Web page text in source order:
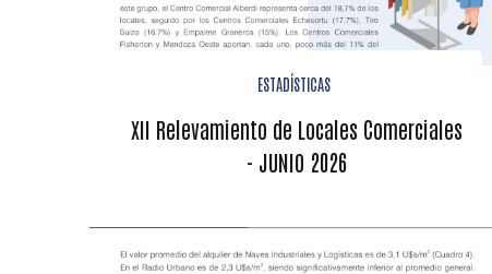
ESTADÍSTICAS
XII Relevamiento de Locales Comerciales
- JUNIO 2026